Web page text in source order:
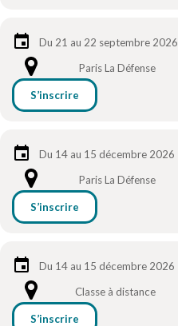
Du 21 au 22 septembre 2026
Paris La Défense
S’inscrire
Du 14 au 15 décembre 2026
Paris La Défense
S’inscrire
Du 14 au 15 décembre 2026
Classe à distance
S’inscrire